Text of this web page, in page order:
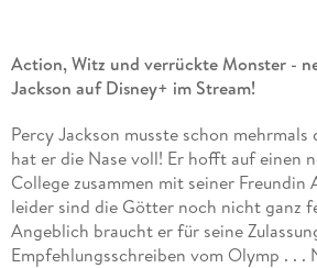
Action, Witz und verrückte Monster -
Jackson auf Disney+ im Stream!
Percy Jackson musste schon
hat er die Nase voll! Er hofft auf einen
College zusammen mit seiner Freundin
leider sind die Götter noch nicht ganz
Angeblich braucht er für seine
Empfehlungsschreiben vom Olymp . . .